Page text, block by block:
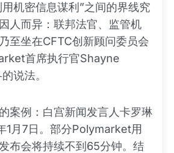
用机密信息谋利”之间的界线究
人而异：联邦法官、监管机
至坐在CFTC创新顾问委员会
首席执行官Shayne
说法。
案例：白宫新闻发言人卡罗琳
1月7日。部分Polymarket用
布会将持续不到65分钟。结